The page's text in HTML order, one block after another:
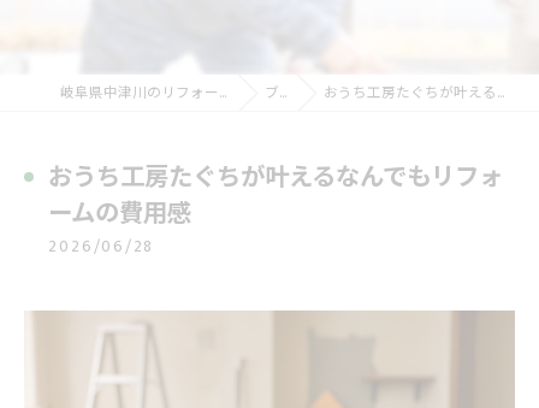
岐阜県中津川のリフォームならおうち工房たぐち ブログ おうち工房たぐちが叶えるなんでもリフォームの費用感
おうち工房たぐちが叶えるなんでもリフォ
ームの費用感
2026/06/28